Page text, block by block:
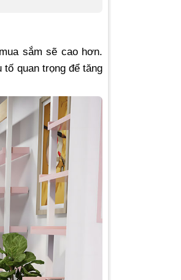
sắm sẽ cao hơn.
tố quan trọng để tăng